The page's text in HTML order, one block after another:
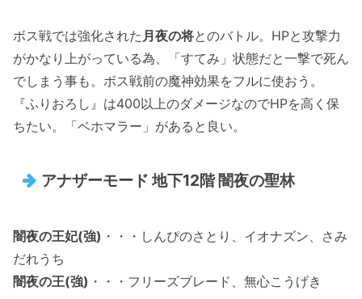
ボス戦では強化された 月夜の将とのバトル。HPと攻撃力
がかなり上がっている為、「すてみ」状態だと一撃で死ん
でしまう事も。ボス戦前の魔神効果をフルに使おう。
『ふりおろし』は400以上のダメージなのでHPを高く保
ちたい。「ベホマラー」があると良い。
アナザーモード 地下12階 闇夜の聖林
闇夜の王妃(強) ・・・しんぴのさとり、イオナズン、さみ
だれうち
闇夜の王(強) ・・・フリーズブレード、無心こうげき